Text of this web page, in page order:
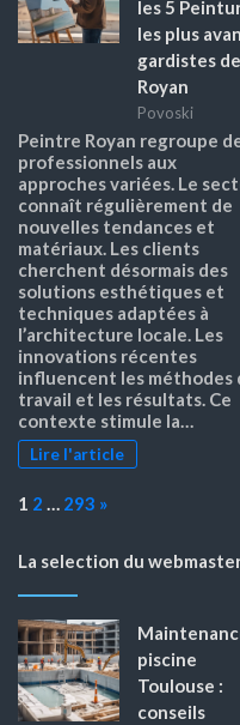
les 5
les plus
gardistes de
Royan
Povoski
Peintre Royan regroupe
professionnels aux
approches variées. Le
connaît régulièrement de
nouvelles tendances et
matériaux. Les clients
cherchent désormais des
solutions esthétiques et
techniques adaptées à
l’architecture locale. Les
innovations récentes
influencent les méthodes
travail et les résultats. Ce
contexte stimule la…
Lire l'article
Page:
1 2 … 293 Next
»
La selection du
piscine
Toulouse :
conseils